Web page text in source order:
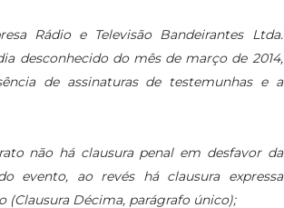
Rádio e Televisão Bandeirantes Ltda.
desconhecido do mês de março de 2014,
de assinaturas de testemunhas e a
não há clausura penal em desfavor da
evento, ao revés há clausura expressa
Décima, parágrafo único);